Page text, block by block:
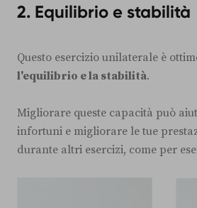
2. Equilibrio e stabilità
Questo esercizio unilaterale è
l'equilibrio e la stabilità.
Migliorare queste capacità può
infortuni e migliorare le tue
durante altri esercizi, come per